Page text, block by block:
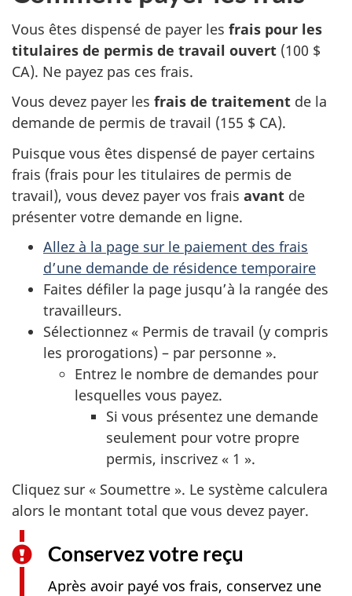
o
n
g
l
e
onglet)
Vous êtes dispensé de payer les frais pour les
titulaires de permis de travail ouvert (100 $
CA). Ne payez pas ces frais.
Vous devez payer les frais de traitement de la
demande de permis de travail (155 $ CA).
Puisque vous êtes dispensé de payer certains
frais (frais pour les titulaires de permis de
travail), vous devez payer vos frais avant de
présenter votre demande en ligne.
Allez à la page sur le paiement des frais
d’une demande de résidence temporaire
Faites défiler la page jusqu’à la rangée des
travailleurs.
Sélectionnez « Permis de travail (y compris
les prorogations) – par personne ».
Entrez le nombre de demandes pour
lesquelles vous payez.
Si vous présentez une demande
seulement pour votre propre
permis, inscrivez « 1 ».
Cliquez sur « Soumettre ». Le système calculera
alors le montant total que vous devez payer.
Conservez votre reçu
Après avoir payé vos frais, conservez une